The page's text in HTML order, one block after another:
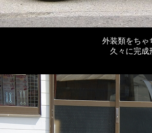
外装類をちゃ
久々に完成